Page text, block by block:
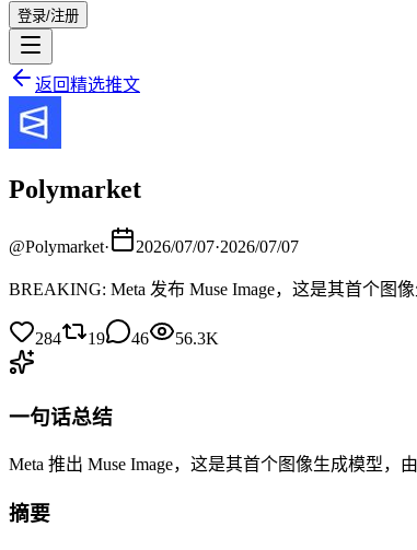
登录/注册
返回精选推文
Polymarket
@Polymarket· 2026/07/07·2026/07/07
BREAKING: Meta 发布 Muse Image，这是其首个图像
284 19 46 56.3K
一句话总结
Meta 推出 Muse Image，这是其首个图像生成模型，由
摘要